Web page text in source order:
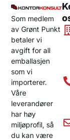
Som medlem
av Grønt Punkt
betaler vi
avgift for all
emballasjen
som vi
importerer.
Våre
leverandører
har høy
miljøprofil, så
du kan være